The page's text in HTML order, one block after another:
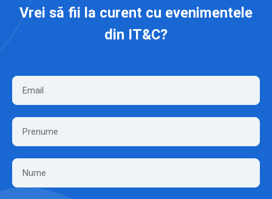
Vrei să fii la curent cu evenimentele
din IT&C?